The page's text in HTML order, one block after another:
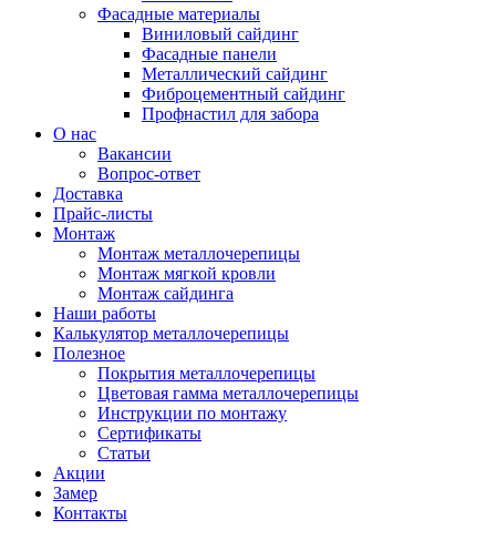
Фасадные материалы
Виниловый сайдинг
Фасадные панели
Металлический сайдинг
Фиброцементный сайдинг
Профнастил для забора
О нас
Вакансии
Вопрос-ответ
Доставка
Прайс-листы
Монтаж
Монтаж металлочерепицы
Монтаж мягкой кровли
Монтаж сайдинга
Наши работы
Калькулятор металлочерепицы
Полезное
Покрытия металлочерепицы
Цветовая гамма металлочерепицы
Инструкции по монтажу
Сертификаты
Статьи
Акции
Замер
Контакты